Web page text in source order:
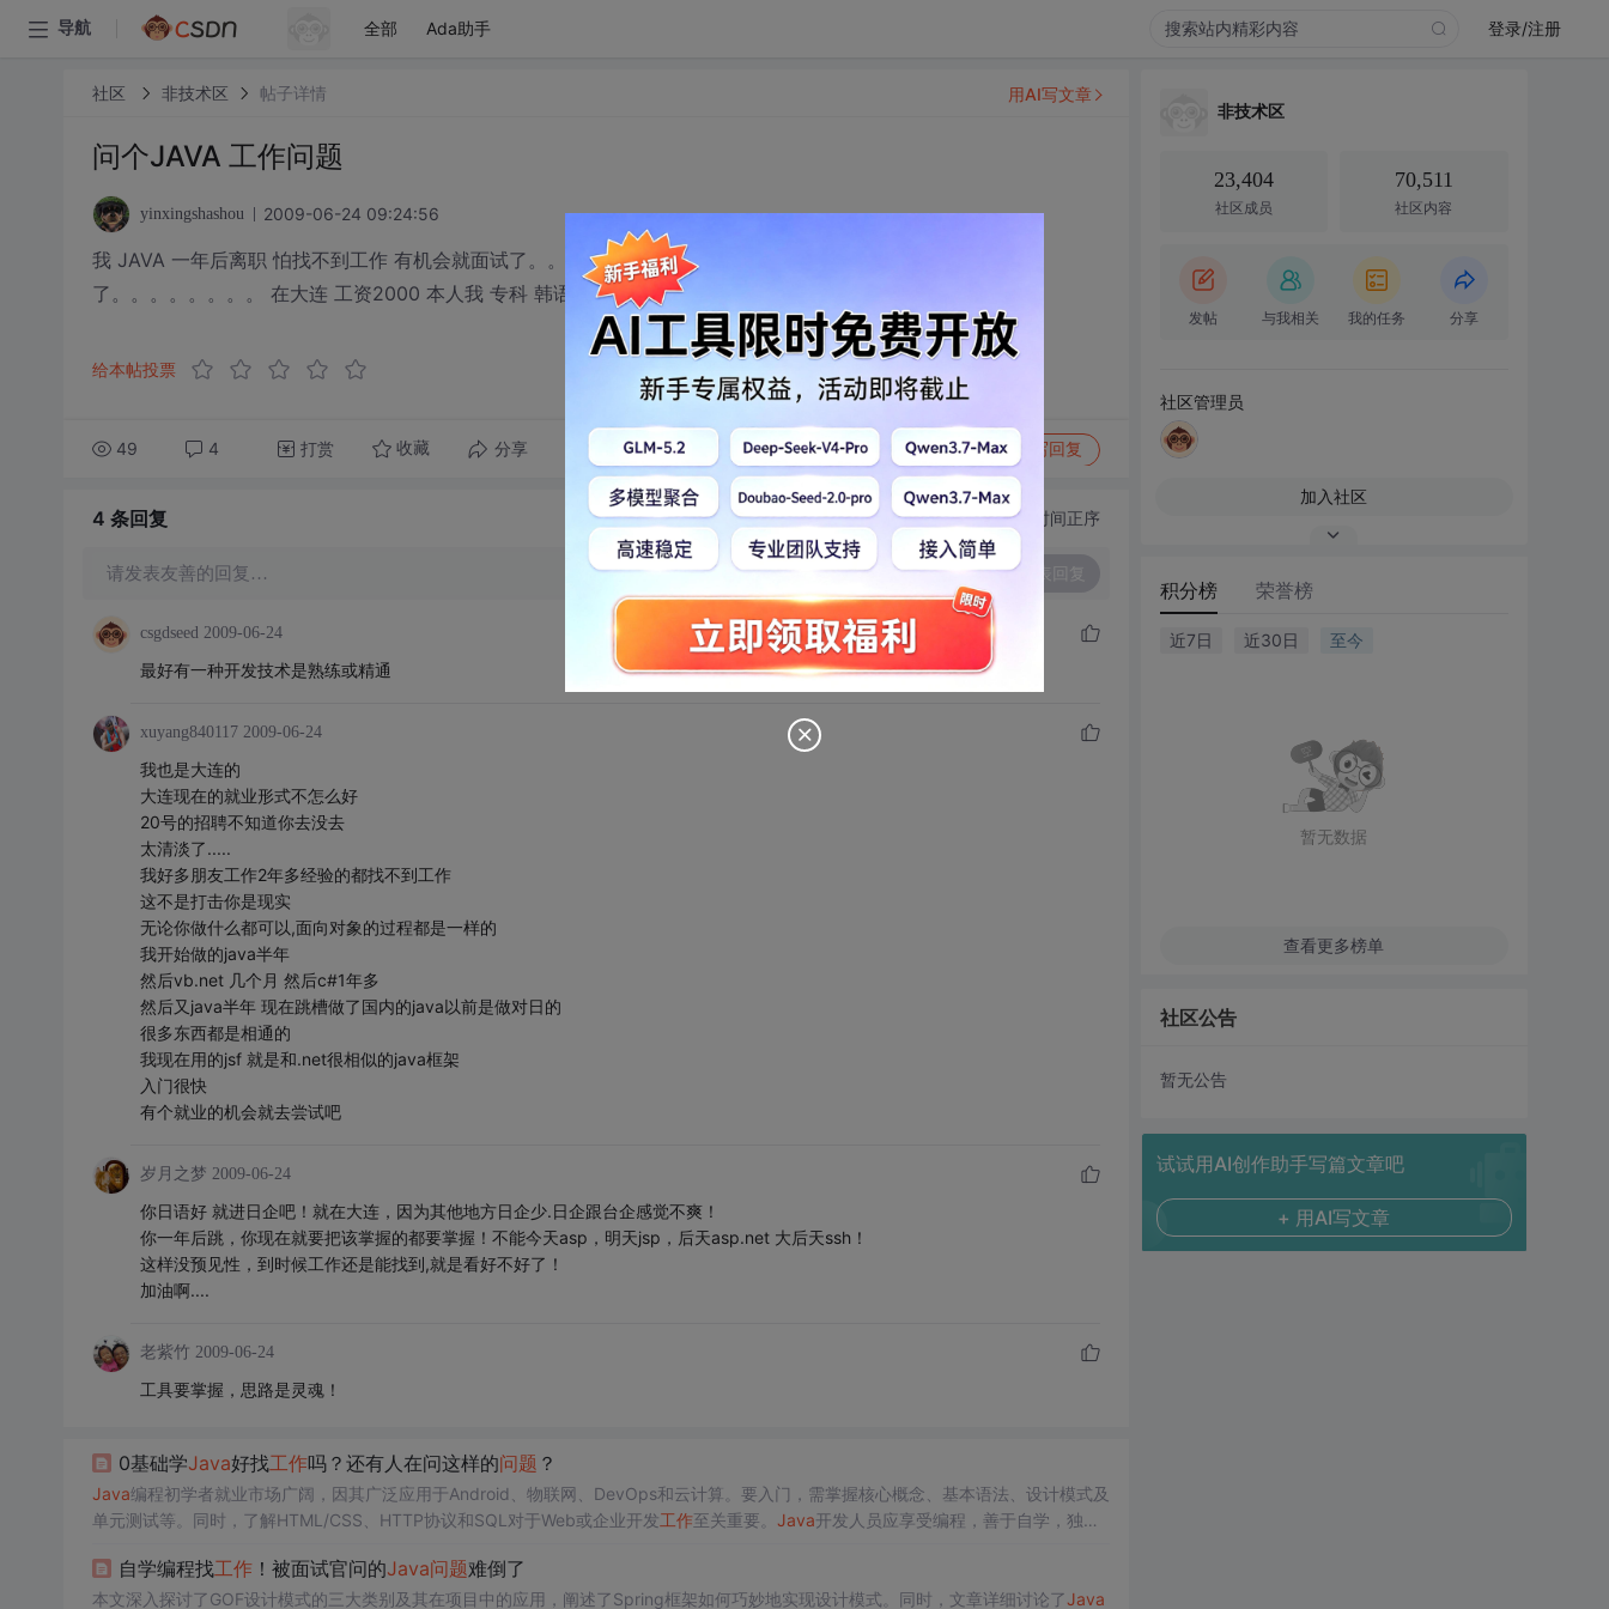
导航 全部 Ada助手 登录/注册
社区 非技术区 帖子详情
问个JAVA 工作问题
yinxingshashou 2009-06-24 09:24:56
我 JAVA 一年后离职 怕找不到工作 有机会就面试了。。。。但是 但是 但但是。。是搞ASP 的 现在已经3个 月
了。。。。。。。。 在大连 工资2000 本人我 专科 韩语精通 当过翻译 日语过2级了 大家说我这样发展可以吗？
给本帖投票
49 4 打赏 收藏 分享 转发到动态 举报 写回复
用AI写文章
4 条回复 切换为时间正序
请发表友善的回复… 发表回复
csgdseed 2009-06-24
最好有一种开发技术是熟练或精通
xuyang840117 2009-06-24
我也是大连的
大连现在的就业形式不怎么好
20号的招聘不知道你去没去
太清淡了.....
我好多朋友工作2年多经验的都找不到工作
这不是打击你是现实
无论你做什么都可以,面向对象的过程都是一样的
我开始做的java半年
然后vb.net 几个月 然后c#1年多
然后又java半年 现在跳槽做了国内的java以前是做对日的
很多东西都是相通的
我现在用的jsf 就是和.net很相似的java框架
入门很快
有个就业的机会就去尝试吧
岁月之梦 2009-06-24
你日语好 就进日企吧！就在大连，因为其他地方日企少.日企跟台企感觉不爽！
你一年后跳，你现在就要把该掌握的都要掌握！不能今天asp，明天jsp，后天asp.net 大后天ssh！
这样没预见性，到时候工作还是能找到,就是看好不好了！
加油啊....
老紫竹 2009-06-24
工具要掌握，思路是灵魂！
0基础学Java好找工作吗？还有人在问这样的问题 ？
Java编程初学者就业市场广阔，因其广泛应用于Android、物联网、DevOps和云计算。要入门，需掌握核心概念、基本语法、设计模式及
单元测试等。同时，了解HTML/CSS、HTTP协议和SQL对于Web或企业开发工作至关重要。 Java开发人员应享受编程，善于自学，独立
自学编程找工作！被面试官问的Java问题难倒了
本文深入探讨了GOF设计模式的三大类别及其在项目中的应用，阐述了Spring框架如何巧妙地实现设计模式。同时，文章详细讨论了Java
非技术区
23,404
社区成员
70,511
社区内容
发帖 与我相关 我的任务 分享
社区管理员
加入社区
积分榜 荣誉榜
近7日 近30日 至今
暂无数据
查看更多榜单
社区公告
暂无公告
试试用AI创作助手写篇文章吧
+ 用AI写文章